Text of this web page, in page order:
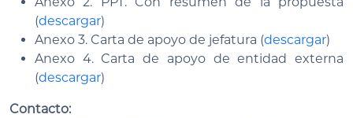
(descargar)
Anexo 3. Carta de apoyo de jefatura (descargar)
Anexo 4. Carta de apoyo de entidad externa
(descargar)
Contacto: